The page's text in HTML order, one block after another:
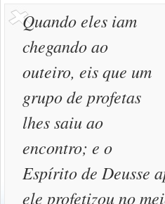
Quando eles iam
chegando ao
outeiro, eis que um
grupo de profetas
lhes saiu ao
encontro; e o
Espírito de Deusse
ele profetizou no